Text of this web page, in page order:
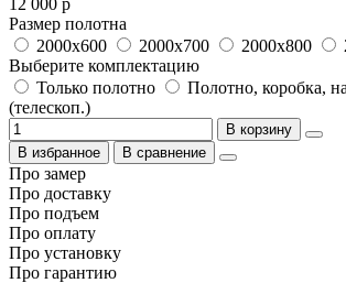
Размер полотна
2000x600
2000x700 2000x800
Выберите комплектацию
Только полотно
Полотно, коробка,
(телескоп.)
В корзину
В избранное
В сравнение
Про замер
Про доставку
Про подъем
Про оплату
Про установку
Про гарантию